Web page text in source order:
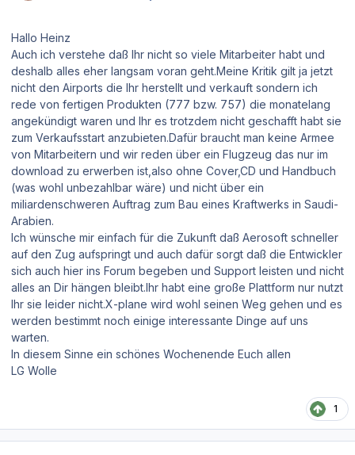
Hallo Heinz
Auch ich verstehe daß Ihr nicht so viele Mitarbeiter habt und
deshalb alles eher langsam voran geht.Meine Kritik gilt ja jetzt
nicht den Airports die Ihr herstellt und verkauft sondern ich
rede von fertigen Produkten (777 bzw. 757) die monatelang
angekündigt waren und Ihr es trotzdem nicht geschafft habt sie
zum Verkaufsstart anzubieten.Dafür braucht man keine Armee
von Mitarbeitern und wir reden über ein Flugzeug das nur im
download zu erwerben ist,also ohne Cover,CD und Handbuch
(was wohl unbezahlbar wäre) und nicht über ein
miliardenschweren Auftrag zum Bau eines Kraftwerks in Saudi-
Arabien.
Ich wünsche mir einfach für die Zukunft daß Aerosoft schneller
auf den Zug aufspringt und auch dafür sorgt daß die Entwickler
sich auch hier ins Forum begeben und Support leisten und nicht
alles an Dir hängen bleibt.Ihr habt eine große Plattform nur nutzt
Ihr sie leider nicht.X-plane wird wohl seinen Weg gehen und es
werden bestimmt noch einige interessante Dinge auf uns
warten.
In diesem Sinne ein schönes Wochenende Euch allen
LG Wolle
1